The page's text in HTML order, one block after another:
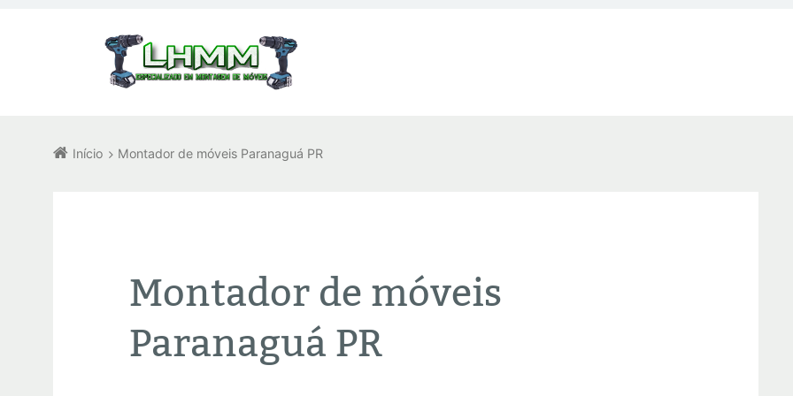
Início Montador de móveis Paranaguá PR
Montador de móveis
Paranaguá PR